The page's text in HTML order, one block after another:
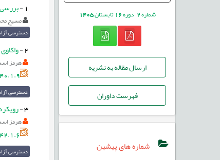
شماره2 دوره16تابستان1405
ارسال مقاله به نشریه
فهرست داوران
شماره های پیشین
1
-
مسیح
دسترسی
2
-
هرمز
دسترسی
3
-
هرمز
دسترسی